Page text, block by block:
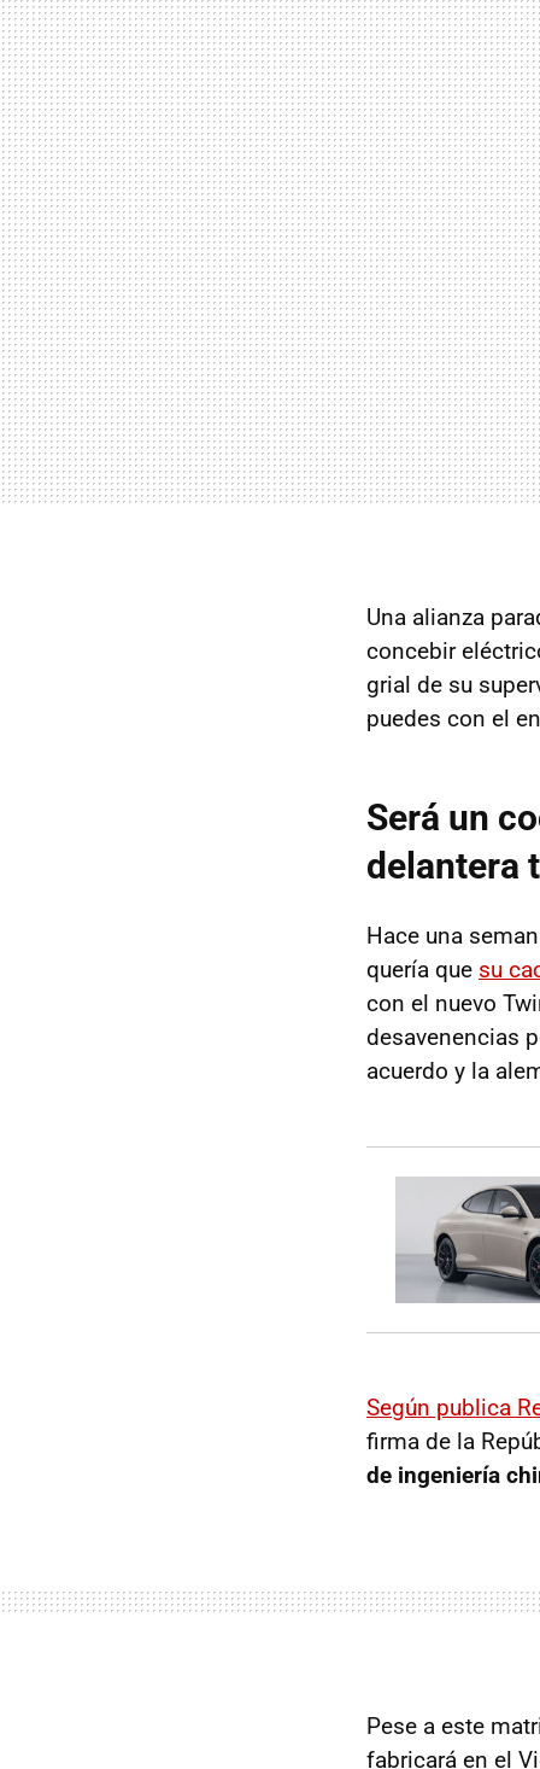
Una alianza
concebir
grial de su
puedes con el
Será un
delantera
Hace una
quería que su
con el nuevo
desavenencias
acuerdo y la
Según publica
firma de la
de ingeniería
Pese a este
fabricará en el